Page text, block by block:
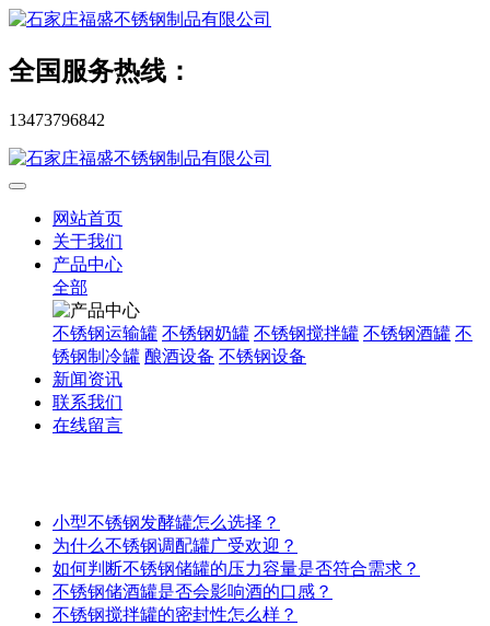
全国服务热线：
13473796842
网站首页
关于我们
产品中心
全部
不锈钢运输罐 不锈钢奶罐 不锈钢搅拌罐 不锈钢酒罐 不
锈钢制冷罐 酿酒设备 不锈钢设备
新闻资讯
联系我们
在线留言
小型不锈钢发酵罐怎么选择？
为什么不锈钢调配罐广受欢迎？
如何判断不锈钢储罐的压力容量是否符合需求？
不锈钢储酒罐是否会影响酒的口感？
不锈钢搅拌罐的密封性怎么样？